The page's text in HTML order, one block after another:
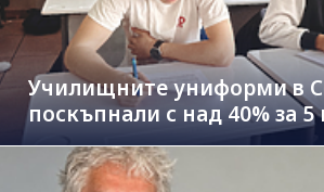
Училищните униформи в
поскъпнали с над 40% за